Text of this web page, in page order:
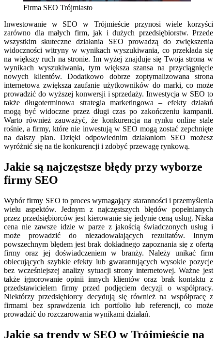
Firma SEO Trójmiasto
Inwestowanie w SEO w Trójmieście przynosi wiele korzyści
zarówno dla małych firm, jak i dużych przedsiębiorstw. Przede
wszystkim skuteczne działania SEO prowadzą do zwiększenia
widoczności witryny w wynikach wyszukiwania, co przekłada się
na większy ruch na stronie. Im wyżej znajduje się Twoja strona w
wynikach wyszukiwania, tym większa szansa na przyciągnięcie
nowych klientów. Dodatkowo dobrze zoptymalizowana strona
internetowa zwiększa zaufanie użytkowników do marki, co może
prowadzić do wyższej konwersji i sprzedaży. Inwestycja w SEO to
także długoterminowa strategia marketingowa – efekty działań
mogą być widoczne przez długi czas po zakończeniu kampanii.
Warto również zauważyć, że konkurencja na rynku online stale
rośnie, a firmy, które nie inwestują w SEO mogą zostać zepchnięte
na dalszy plan. Dzięki odpowiednim działaniom SEO możesz
wyróżnić się na tle konkurencji i zdobyć przewagę rynkową.
Jakie są najczęstsze błędy przy wyborze
firmy SEO
Wybór firmy SEO to proces wymagający staranności i przemyślenia
wielu aspektów. Jednym z najczęstszych błędów popełnianych
przez przedsiębiorców jest kierowanie się jedynie ceną usług. Niska
cena nie zawsze idzie w parze z jakością świadczonych usług i
może prowadzić do niezadowalających rezultatów. Innym
powszechnym błędem jest brak dokładnego zapoznania się z ofertą
firmy oraz jej doświadczeniem w branży. Należy unikać firm
obiecujących szybkie efekty lub gwarantujących wysokie pozycje
bez wcześniejszej analizy sytuacji strony internetowej. Ważne jest
także ignorowanie opinii innych klientów oraz brak kontaktu z
przedstawicielem firmy przed podjęciem decyzji o współpracy.
Niektórzy przedsiębiorcy decydują się również na współpracę z
firmami bez sprawdzenia ich portfolio lub referencji, co może
prowadzić do rozczarowania wynikami działań.
Jakie są trendy w SEO w Trójmieście na